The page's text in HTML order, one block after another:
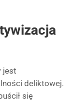
jest
deliktowej.
się